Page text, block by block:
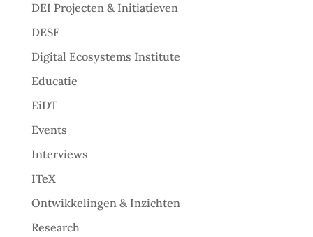
DEI Projecten & Initiatieven
DESF
Digital Ecosystems Institute
Educatie
EiDT
Events
Interviews
ITeX
Ontwikkelingen & Inzichten
Research